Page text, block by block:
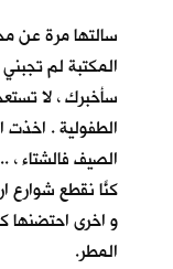
سالتها مرة عن
المكتبة لم
سأخبرك ، لا
الطفولية . اخذت
الصيف فالشتاء
كنّا نقطع شوارع
و اخرى احتضنها
المطر.